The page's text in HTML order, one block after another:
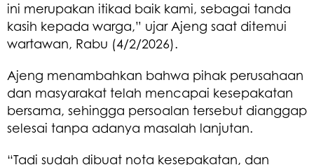
ini merupakan itikad baik kami, sebagai tanda
kasih kepada warga,” ujar Ajeng saat ditemui
wartawan, Rabu (4/2/2026).
Ajeng menambahkan bahwa pihak perusahaan
dan masyarakat telah mencapai kesepakatan
bersama, sehingga persoalan tersebut dianggap
selesai tanpa adanya masalah lanjutan.
“Tadi sudah dibuat nota kesepakatan, dan